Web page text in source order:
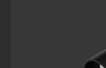
Verwendung Ihrer Daten
Hier finden Sie eine
Cookies. Sie können Ihre
Kategorien geben oder
anzeigen lassen und so